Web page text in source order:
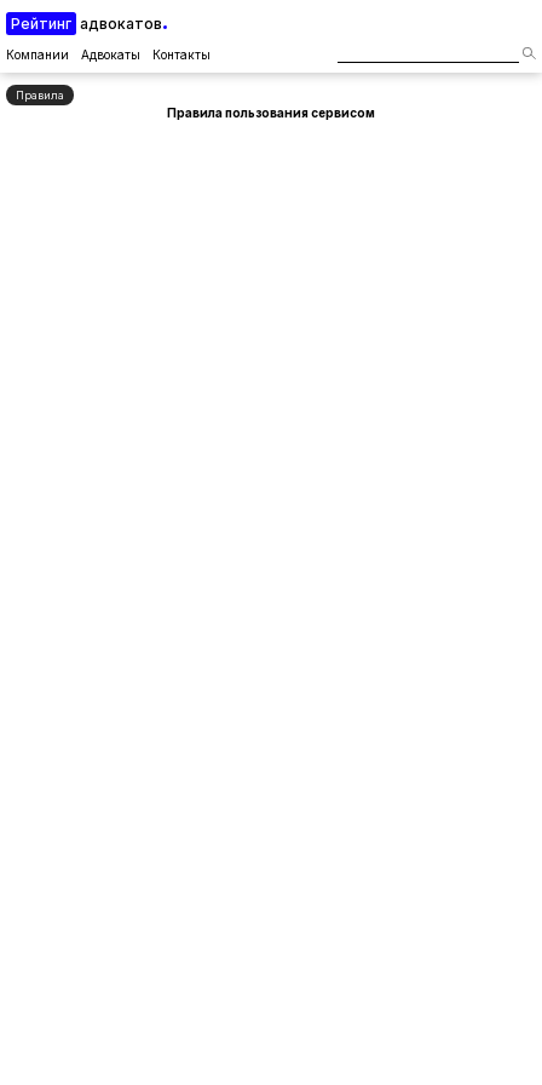
Рейтинг адвокатов
Компании Адвокаты Контакты
Правила
Правила пользования сервисом